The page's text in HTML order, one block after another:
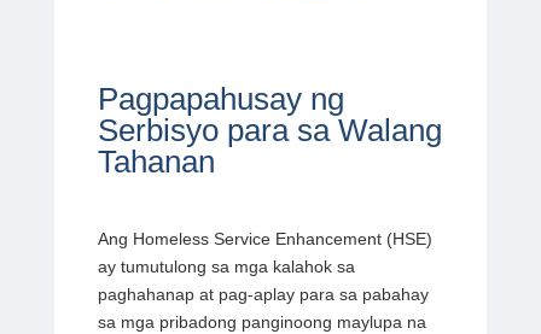
Pagpapahusay ng
Serbisyo para sa Walang
Tahanan
Ang Homeless Service Enhancement (HSE)
ay tumutulong sa mga kalahok sa
paghahanap at pag-aplay para sa pabahay
sa mga pribadong panginoong maylupa na